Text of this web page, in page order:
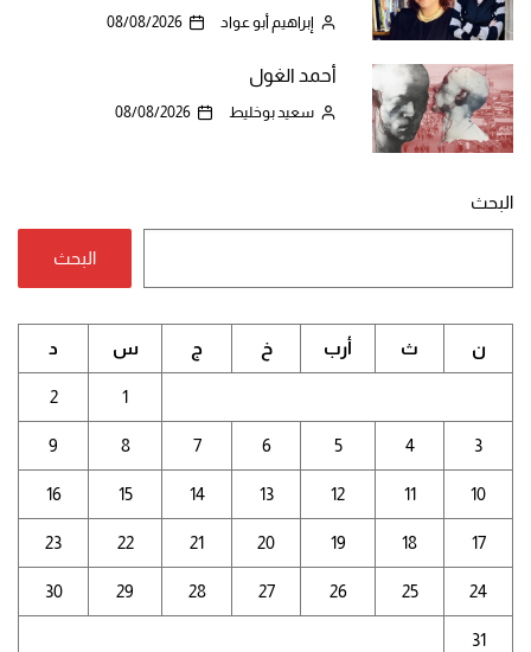
إبراهيم أبو عواد 08/08/2026
أحمد الغول
سعيد بوخليط 08/08/2026
البحث
البحث
ن ث أرب خ ج س د
1
2
3
4
5
6
7
8
9
10
11
12
13
14
15
16
17
18
19
20
21
22
23
24
25
26
27
28
29
30
31